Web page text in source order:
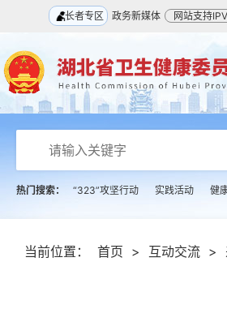
长者专区 政务新媒体 网站支持
热门搜索： “323”攻坚行动 实践活动 健
当前位置： 首页 > 互动交流 >